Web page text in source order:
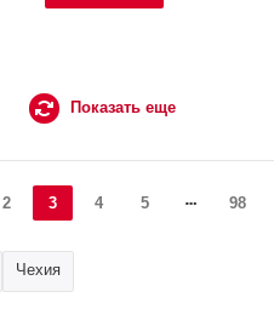
Показать еще
2 3 4 5 98
Чехия